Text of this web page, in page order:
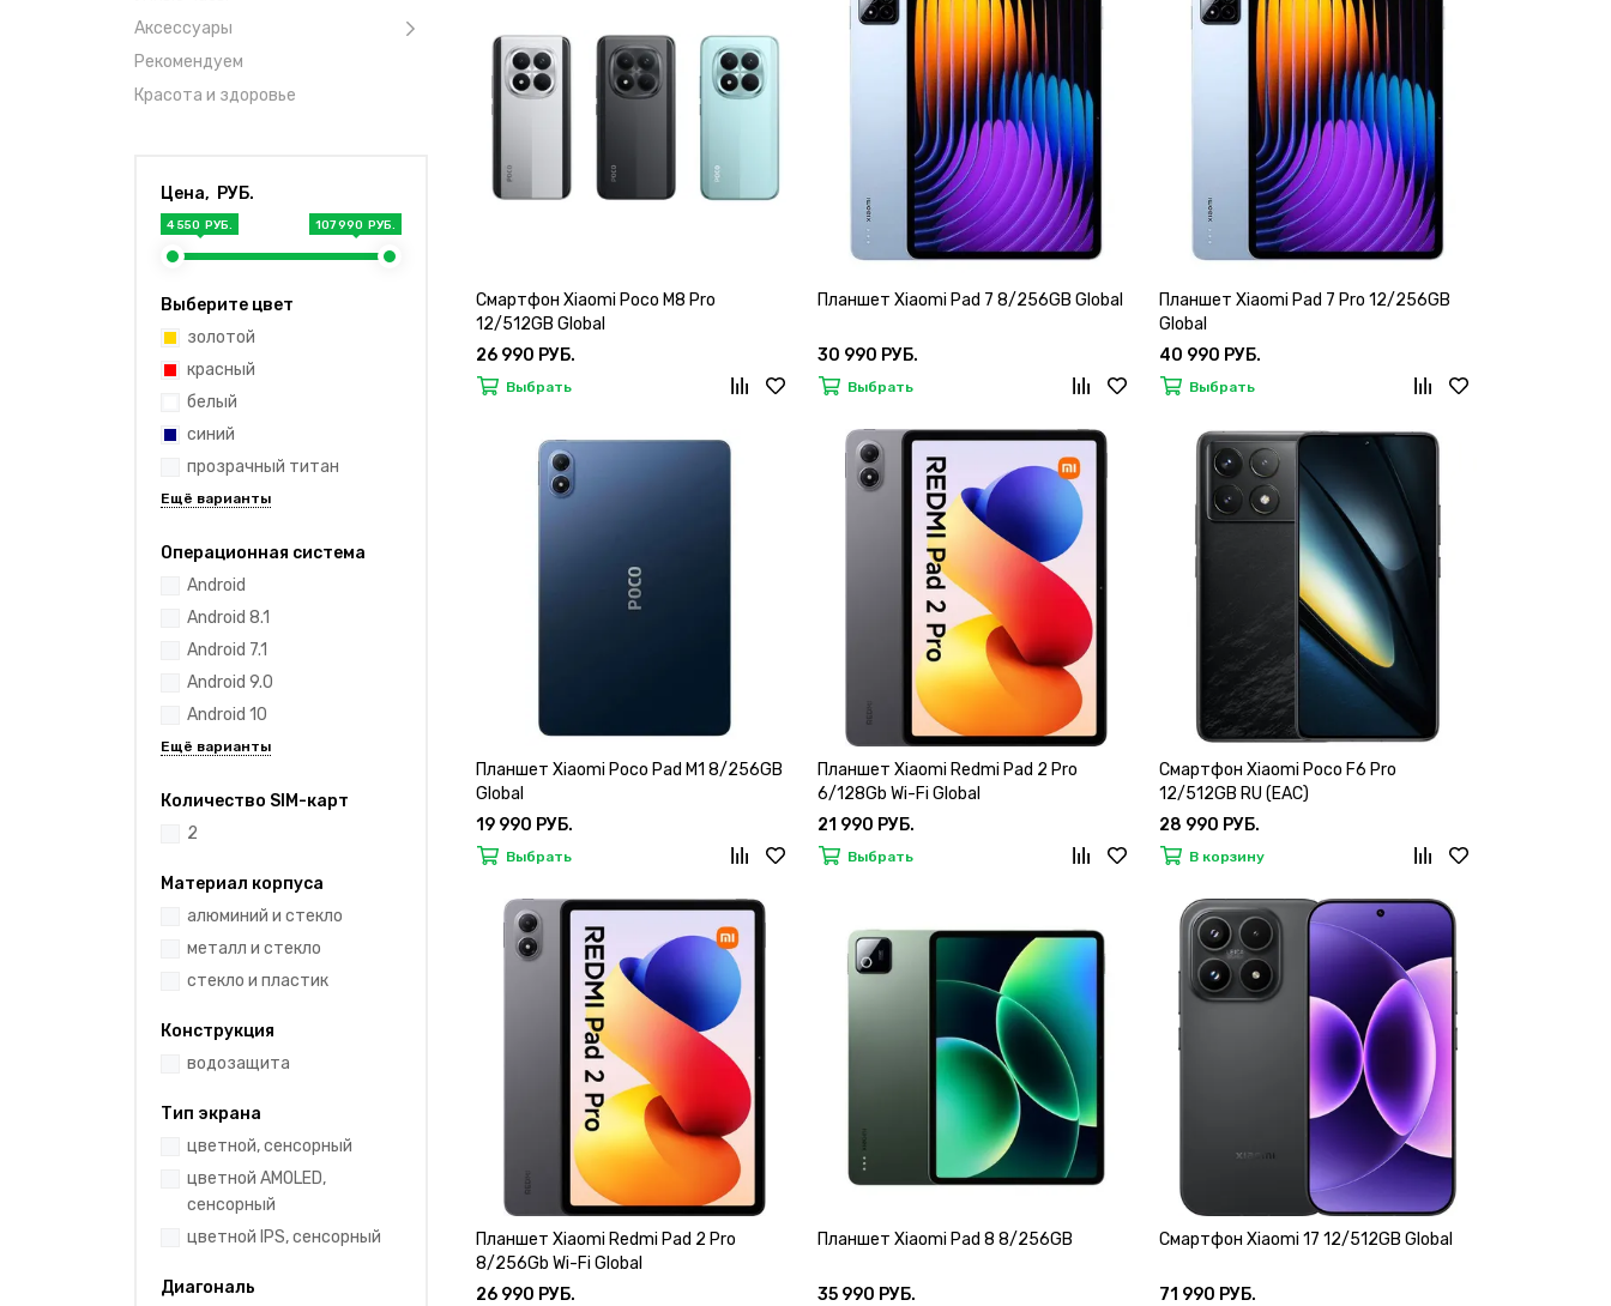
Аксессуары
Рекомендуем
Красота и здоровье
Цена, РУБ.
4 550 РУБ. 107 990 РУБ.
Выберите цвет
золотой
красный
белый
синий
прозрачный титан
Операционная система
Android
Android 8.1
Android 7.1
Android 9.0
Android 10
Количество SIM-карт
2
Материал корпуса
алюминий и стекло
металл и стекло
стекло и пластик
Конструкция
водозащита
Тип экрана
цветной, сенсорный
цветной AMOLED,
сенсорный
цветной IPS, сенсорный
Диагональ
Смартфон Xiaomi Poco M8 Pro
12/512GB Global
26 990 РУБ.
Выбрать
Планшет Xiaomi Pad 7 8/256GB Global
30 990 РУБ.
Выбрать
Планшет Xiaomi Pad 7 Pro 12/256GB
Global
40 990 РУБ.
Выбрать
Планшет Xiaomi Poco Pad M1 8/256GB
Global
19 990 РУБ.
Выбрать
Планшет Xiaomi Redmi Pad 2 Pro
6/128Gb Wi-Fi Global
21 990 РУБ.
Выбрать
Смартфон Xiaomi Poco F6 Pro
12/512GB RU (EAC)
28 990 РУБ.
В корзину
Планшет Xiaomi Redmi Pad 2 Pro
8/256Gb Wi-Fi Global
26 990 РУБ.
Планшет Xiaomi Pad 8 8/256GB
35 990 РУБ.
Смартфон Xiaomi 17 12/512GB Global
71 990 РУБ.